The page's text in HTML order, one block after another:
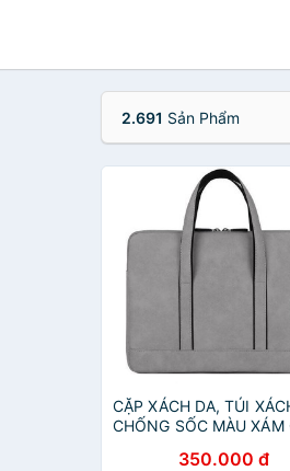
2.691 Sản Phẩm
CẶP XÁCH DA, TÚI
CHỐNG SỐC MÀU XÁM
350.000 đ